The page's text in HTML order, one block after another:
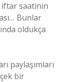
iftar saatinin
Bunlar
oldukça
paylaşımları
bir